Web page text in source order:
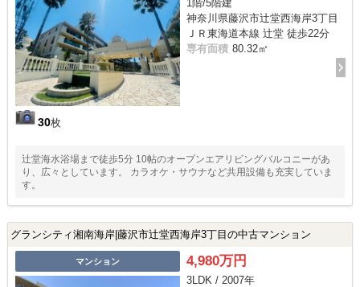
30枚
1階/5階建
神奈川県藤沢市辻堂西海岸3丁目
ＪＲ東海道本線 辻堂 徒歩22分
専有面積 80.32㎡
辻堂海水浴場まで徒歩5分 10帖のオープンエアリビングバルコニーがあ
り、広々としています。 カラオケ・サウナなど共用設備も充実していま
す。
グランシティ湘南海岸|藤沢市辻堂西海岸3丁目の中古マンション
マンション 4,980万円
3LDK / 2007年